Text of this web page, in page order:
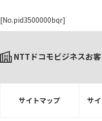
[No.pid3500000bqr]
NTTドコモビジネスお
サイトマップ サ